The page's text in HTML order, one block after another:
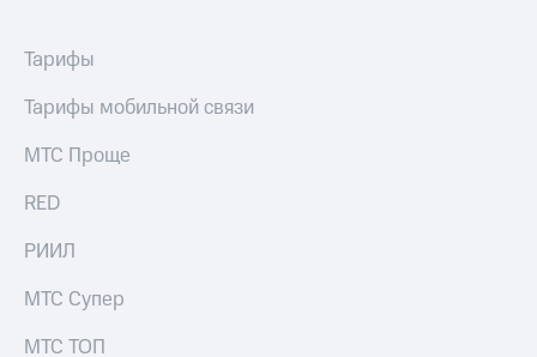
Тарифы
Тарифы мобильной связи
МТС Проще
RED
РИИЛ
МТС Супер
МТС ТОП